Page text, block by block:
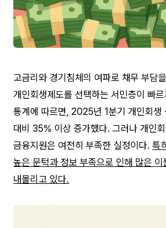
고금리와 경기침체의 여파로 채무 부담
개인회생제도를 선택하는 서민층이 빠
통계에 따르면, 2025년 1분기 개인회생
대비 35% 이상 증가했다. 그러나 개인회
금융지원은 여전히 부족한 실정이다. 특
높은 문턱과 정보 부족으로 인해 많은 이
내몰리고 있다.